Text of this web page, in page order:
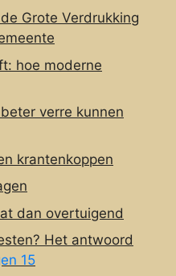
Grote Verdrukking
hoe moderne
verre kunnen
krantenkoppen
dan overtuigend
Het antwoord
15